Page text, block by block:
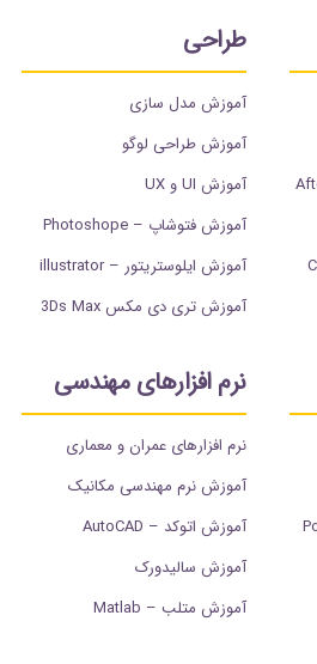
طراحی
آموزش مدل سازی
آموزش طراحی لوگو
آموزش UI و UX
آموزش فتوشاپ – Photoshope
آموزش ایلوستریتور – illustrator
آموزش تری دی مکس 3Ds Max
نرم افزارهای مهندسی
نرم افزارهای عمران و معماری
آموزش نرم مهندسی مکانیک
آموزش اتوکد – AutoCAD
آموزش سالیدورک
آموزش متلب – Matlab